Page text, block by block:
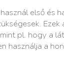
első és
pl. hogy a
a